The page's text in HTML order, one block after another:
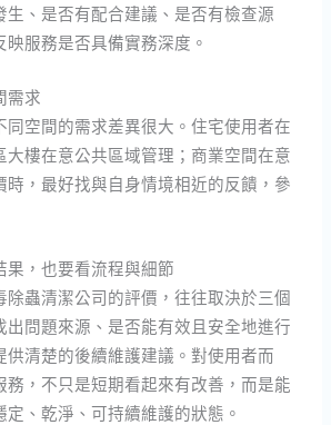
生、是否有配合建議、是否有檢查源
服務是否具備實務深度。
需求
同空間的需求差異很大。住宅使用者在
大樓在意公共區域管理；商業空間在意
時，最好找與自身情境相近的反饋，參
果，也要看流程與細節
除蟲清潔公司的評價，往往取決於三個
出問題來源、是否能有效且安全地進行
供清楚的後續維護建議。對使用者而
務，不只是短期看起來有改善，而是能
、乾淨、可持續維護的狀態。